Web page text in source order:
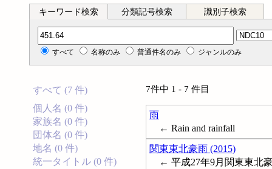
キーワード検索 分類記号検索 識別子検索
分類記号検索
すべて 名称のみ 普通件名のみ ジャンルのみ
すべて (7 件)
個人名 (0 件)
家族名 (0 件)
団体名 (0 件)
地名 (0 件)
統一タイトル (0 件)
7件中 1 - 7 件目
雨
← Rain and rainfall
関東東北豪雨 (2015)
← 平成27年9月関東東北